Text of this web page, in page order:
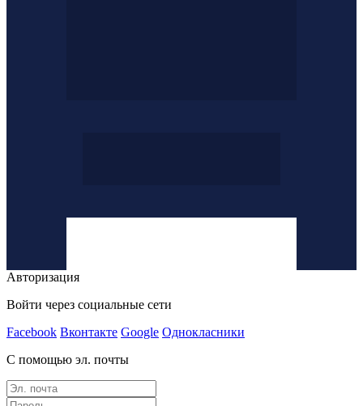
Авторизация
Войти через социальные сети
Facebook Вконтакте Google Однокласники
С помощью эл. почты